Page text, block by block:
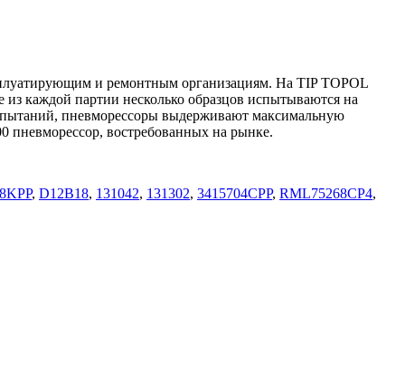
и ремонтным организациям. На TIP TOPOL
каждой партии несколько образцов испытываются на
пневморессоры выдерживают максимальную
пневморессор, востребованных на рынке.
, D12B18, 131042, 131302, 3415704CPP, RML75268CP4,